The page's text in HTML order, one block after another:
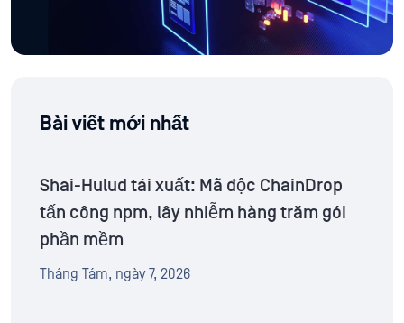
Bài viết mới nhất
Shai-Hulud tái xuất: Mã độc ChainDrop
tấn công npm, lây nhiễm hàng trăm gói
phần mềm
Tháng Tám, ngày 7, 2026